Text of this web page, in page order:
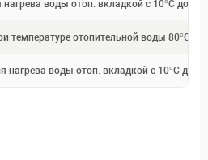
воды отоп. вкладкой с 10°C до
температуре отопительной воды 80°C и
нагрева воды отоп. вкладкой с 10°C до